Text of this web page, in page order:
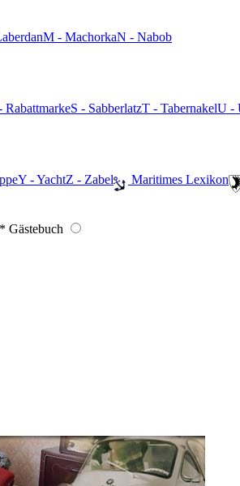
M - MachorkaN - Nabob
RabattmarkeS - SabberlatzT - TabernakelU -
Y - YachtZ - Zabel ️ Maritimes Lexikon
Gästebuch